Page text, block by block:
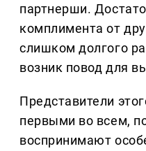
партнерши.
комплимента от
слишком долгого
возник повод для
Представители
первыми во всем,
воспринимают